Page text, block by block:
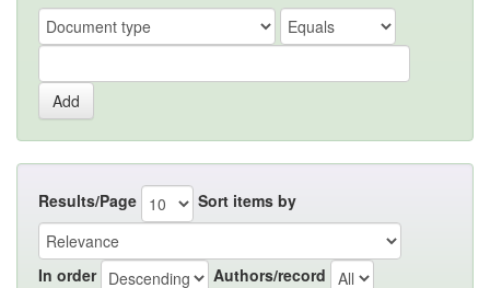
Results/Page Sort items by
In order Authors/record